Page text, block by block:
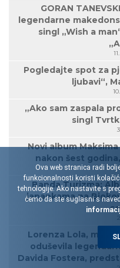
GORAN
legendarne
singl „Wish a
Pogledajte spot za
ljubavi“,
„Ako sam zaspala
singl
Novi album
nakon šest
Banda Turizma:
japankama na
Lorenza Lola, mlada
oduševila
Davida Fostera,
Ova web stranica radi
funkcionalnosti koristi
tehnologije. Ako nastavite s
ćemo da ste suglasni s